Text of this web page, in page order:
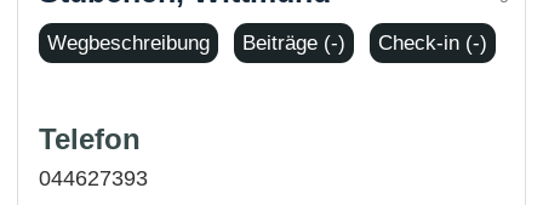
Wegbeschreibung Beiträge (-) Check-in (-)
Telefon
044627393